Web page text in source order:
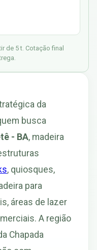
de 5 t. Cotação final
da
busca
- BA, madeira
, quiosques,
para
áreas de lazer
A região
Chapada